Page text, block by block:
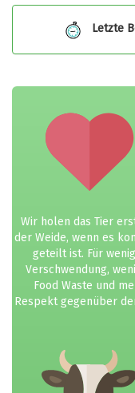
Letzte
Wir holen das Tier
der Weide, wenn es
geteilt ist. Für
Verschwendung,
Food Waste und
Respekt gegenüber